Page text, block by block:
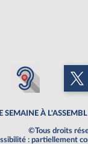
SEMAINE À
©Tous droits
: partiellement